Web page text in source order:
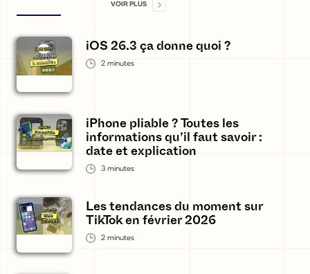
VOIR PLUS
iOS 26.3 ça donne quoi ?
2 minutes
iPhone pliable ? Toutes les
informations qu’il faut savoir :
date et explication
3 minutes
Les tendances du moment sur
TikTok en février 2026
2 minutes